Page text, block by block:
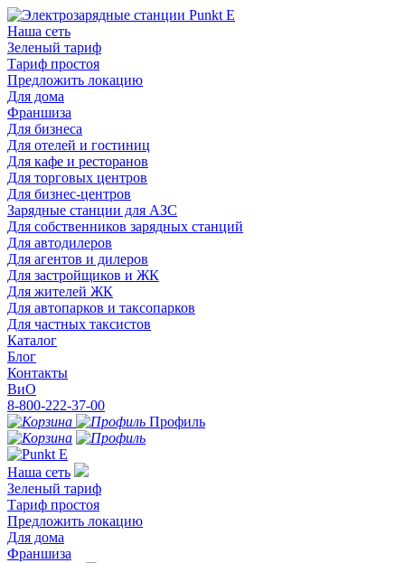
Наша сеть
Зеленый тариф
Тариф простоя
Предложить локацию
Для дома
Франшиза
Для бизнеса
Для отелей и гостиниц
Для кафе и ресторанов
Для торговых центров
Для бизнес-центров
Зарядные станции для АЗС
Для собственников зарядных станций
Для автодилеров
Для агентов и дилеров
Для застройщиков и ЖК
Для жителей ЖК
Для автопарков и таксопарков
Для частных таксистов
Каталог
Блог
Контакты
ВиО
8-800-222-37-00
Профиль
Наша сеть
Зеленый тариф
Тариф простоя
Предложить локацию
Для дома
Франшиза